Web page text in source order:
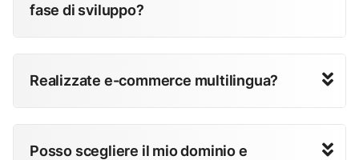
fase di sviluppo?
Realizzate e-commerce multilingua?
Posso scegliere il mio dominio e